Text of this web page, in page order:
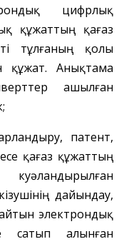
цифрлық
құжаттың қағаз
тұлғаның қолы
құжат. Анықтама
ашылған
патент,
қағаз құжаттың
дайындау,
электрондық
сатып алынған